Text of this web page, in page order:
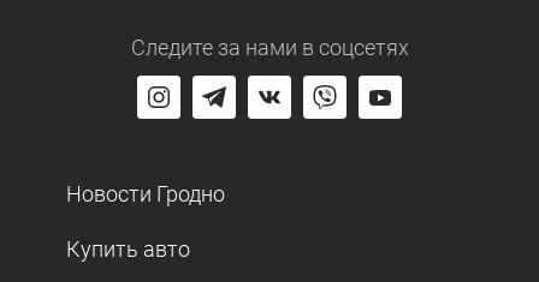
Следите за нами в соцсетях
Новости Гродно
Купить авто